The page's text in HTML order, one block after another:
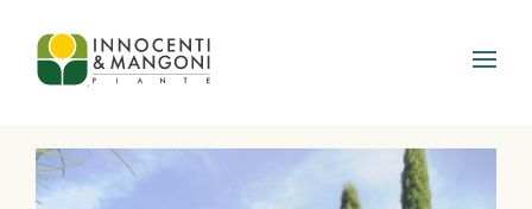
Skip to main content